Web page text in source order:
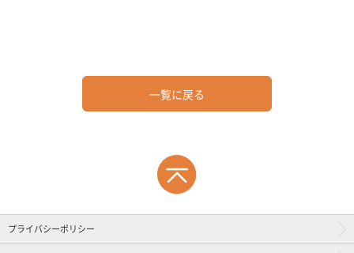
一覧に戻る
プライバシーポリシー